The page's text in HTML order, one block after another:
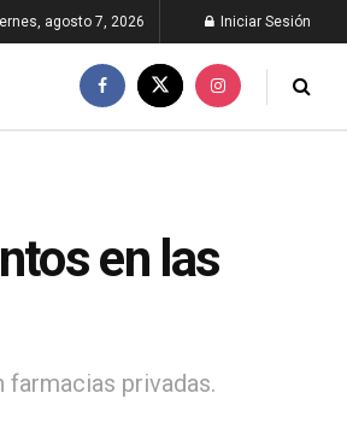
agosto 7, 2026 Iniciar Sesión
en las
privadas.